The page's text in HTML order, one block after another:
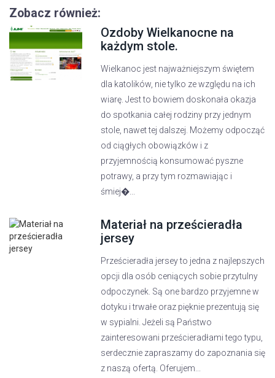
Zobacz również:
Ozdoby Wielkanocne na
każdym stole.
Wielkanoc jest najważniejszym świętem
dla katolików, nie tylko ze względu na ich
wiarę. Jest to bowiem doskonała okazja
do spotkania całej rodziny przy jednym
stole, nawet tej dalszej. Możemy odpocząć
od ciągłych obowiązków i z
przyjemnością konsumować pyszne
potrawy, a przy tym rozmawiając i
śmiej�...
Materiał na prześcieradła
jersey
Prześcieradła jersey to jedna z najlepszych
opcji dla osób ceniących sobie przytulny
odpoczynek. Są one bardzo przyjemne w
dotyku i trwałe oraz pięknie prezentują się
w sypialni. Jeżeli są Państwo
zainteresowani prześcieradłami tego typu,
serdecznie zapraszamy do zapoznania się
z naszą ofertą. Oferujem...